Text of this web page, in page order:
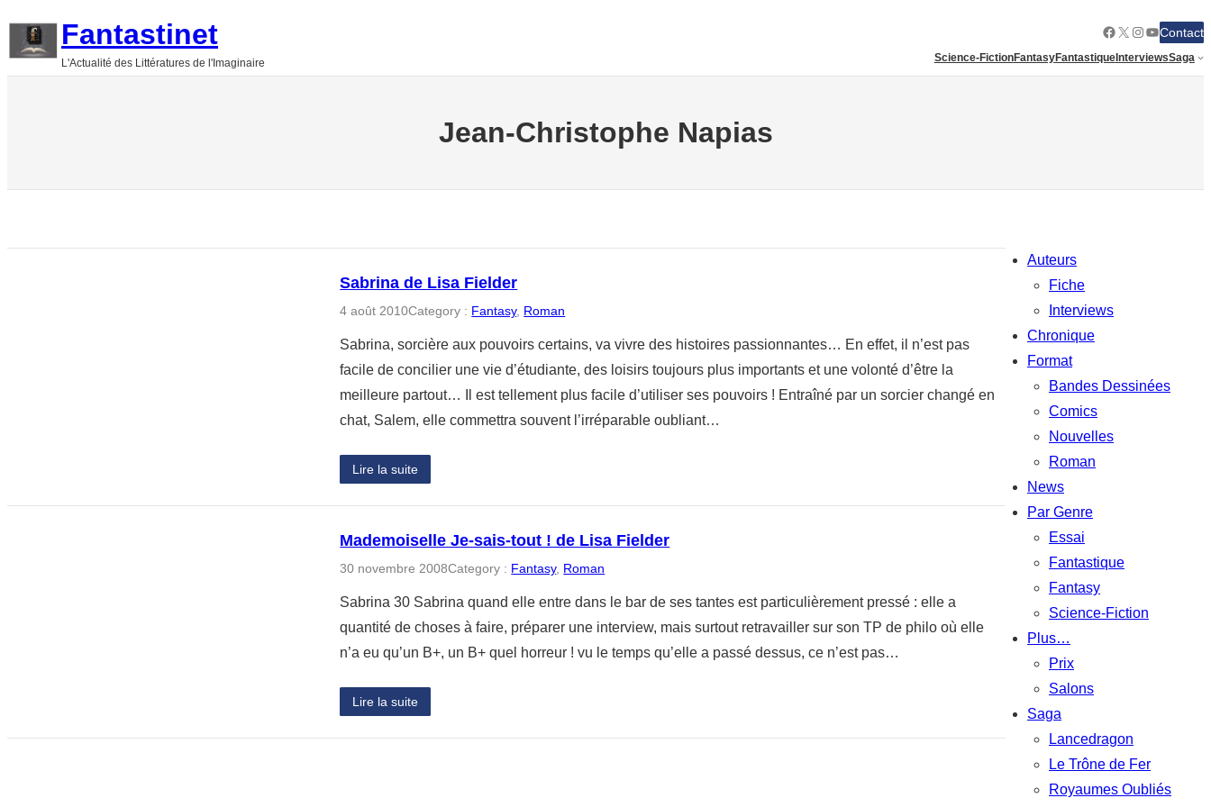
Fantastinet
L'Actualité des Littératures de l'Imaginaire
Facebook
X Instagram
YouTube
Contact
Science-FictionFantasyFantastiqueInterviewsSaga
Jean-Christophe Napias
Sabrina de Lisa Fielder
4 août 2010Category : Fantasy, Roman
Sabrina, sorcière aux pouvoirs certains, va vivre des histoires passionnantes… En effet, il n’est pas
facile de concilier une vie d’étudiante, des loisirs toujours plus importants et une volonté d’être la
meilleure partout… Il est tellement plus facile d’utiliser ses pouvoirs ! Entraîné par un sorcier changé en
chat, Salem, elle commettra souvent l’irréparable oubliant…
Lire la suite
Mademoiselle Je-sais-tout ! de Lisa Fielder
30 novembre 2008Category : Fantasy, Roman
Sabrina 30 Sabrina quand elle entre dans le bar de ses tantes est particulièrement pressé : elle a
quantité de choses à faire, préparer une interview, mais surtout retravailler sur son TP de philo où elle
n’a eu qu’un B+, un B+ quel horreur ! vu le temps qu’elle a passé dessus, ce n’est pas…
Lire la suite
Auteurs
Fiche
Interviews
Chronique
Format
Bandes Dessinées
Comics
Nouvelles
Roman
News
Par Genre
Essai
Fantastique
Fantasy
Science-Fiction
Plus…
Prix
Salons
Saga
Lancedragon
Le Trône de Fer
Royaumes Oubliés